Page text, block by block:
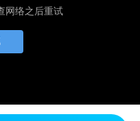
网络之后重试